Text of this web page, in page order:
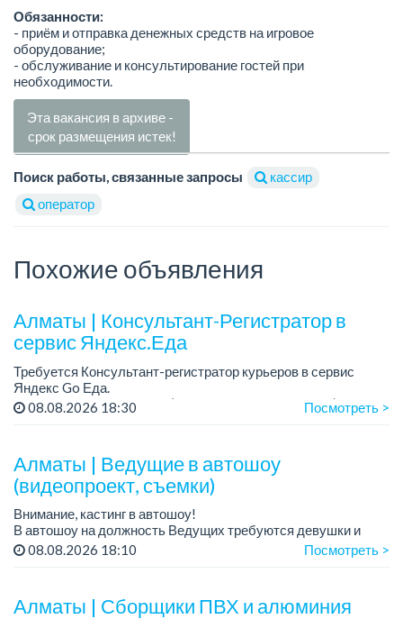
Обязанности:
- приём и отправка денежных средств на игровое
оборудование;
- обслуживание и консультирование гостей при
необходимости.
Эта вакансия в архиве -
срок размещения истек!
Поиск работы, связанные запросы
кассир
оператор
Похожие объявления
Алматы | Консультант-Регистратор в
сервис Яндекс.Еда
Требуется Консультант-регистратор курьеров в сервис
Яндекс Go Еда.
Условия: работа в офисе (Абылай хана - Макатаева).
08.08.2026 18:30 Посмотреть >
Алматы | Ведущие в автошоу
(видеопроект, съемки)
Внимание, кастинг в автошоу!
В автошоу на должность Ведущих требуются девушки и
парни. А также авто эксперты и авто перекупы.
08.08.2026 18:10 Посмотреть >
Алматы | Сборщики ПВХ и алюминия